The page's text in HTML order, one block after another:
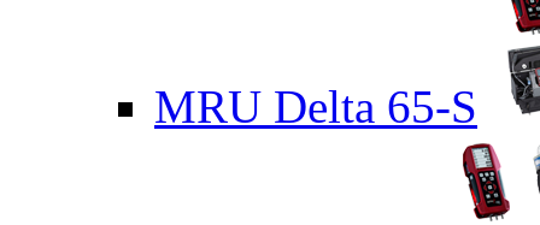
MRU Delta 65-S